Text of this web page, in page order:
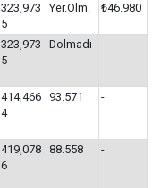
323,973
5
Yer.Olm. ₺46.980
323,973
5
Dolmadı -
414,466
4
93.571 -
419,078
6
88.558 -